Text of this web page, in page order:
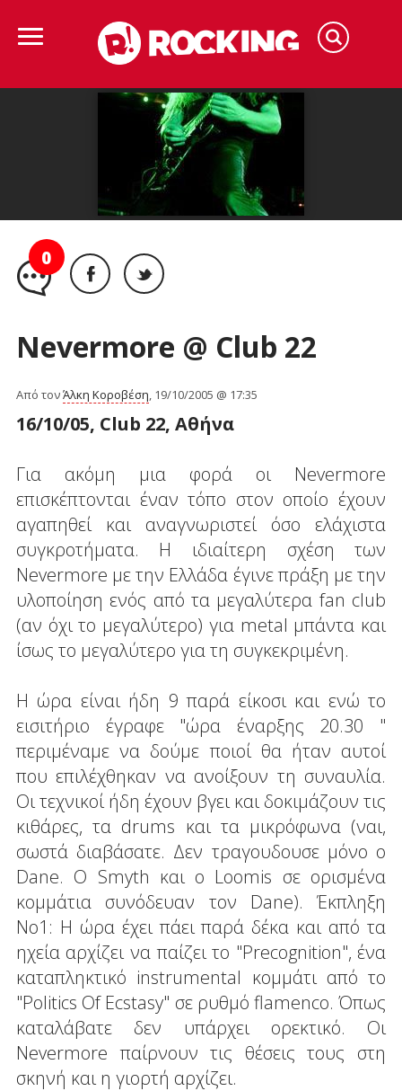
0
Nevermore @ Club 22
Από τονΆλκη Κοροβέση, 19/10/2005 @ 17:35
16/10/05, Club 22, Αθήνα
Για ακόμη μια φορά οι Nevermore
επισκέπτονται έναν τόπο στον οποίο έχουν
αγαπηθεί και αναγνωριστεί όσο ελάχιστα
συγκροτήματα. Η ιδιαίτερη σχέση των
Nevermore με την Ελλάδα έγινε πράξη με την
υλοποίηση ενός από τα μεγαλύτερα fan club
(αν όχι το μεγαλύτερο) για metal μπάντα και
ίσως το μεγαλύτερο για τη συγκεκριμένη.
Η ώρα είναι ήδη 9 παρά είκοσι και ενώ το
εισιτήριο έγραφε "ώρα έναρξης 20.30 "
περιμέναμε να δούμε ποιοί θα ήταν αυτοί
που επιλέχθηκαν να ανοίξουν τη συναυλία.
Οι τεχνικοί ήδη έχουν βγει και δοκιμάζουν τις
κιθάρες, τα drums και τα μικρόφωνα (ναι,
σωστά διαβάσατε. Δεν τραγουδουσε μόνο ο
Dane. Ο Smyth και ο Loomis σε ορισμένα
κομμάτια συνόδευαν τον Dane). Έκπληξη
Νο1: H ώρα έχει πάει παρά δέκα και από τα
ηχεία αρχίζει να παίζει το "Precognition", ένα
καταπληκτικό instrumental κομμάτι από το
"Politics Of Ecstasy" σε ρυθμό flamenco. Όπως
καταλάβατε δεν υπάρχει ορεκτικό. Οι
Nevermore παίρνουν τις θέσεις τους στη
σκηνή και η γιορτή αρχίζει.